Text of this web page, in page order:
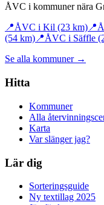
ÅVC i kommuner nära
📍ÅVC i Kil (23 km) 📍
(54 km) 📍ÅVC i Säffle
Se alla kommuner →
Hitta
Kommuner
Alla
Karta
Var slänger jag?
Lär dig
Sorteringsguide
Ny textillag 2025